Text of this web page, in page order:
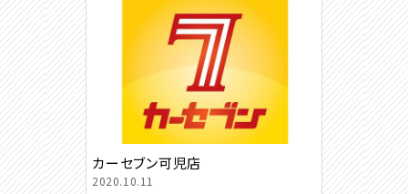
カーセブン可児店
2020.10.11